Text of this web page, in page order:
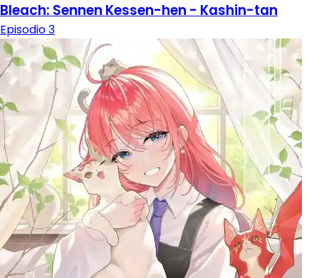
Bleach: Sennen Kessen-hen - Kashin-tan
Episodio 3